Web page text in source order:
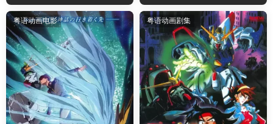
F91粤语版
高达W无尽的华尔兹粤语版
粤语动画电影 粤语动画剧集